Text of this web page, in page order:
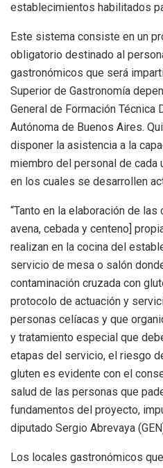
establecimientos habilitados
Este sistema consiste en un
obligatorio destinado al
gastronómicos que será
Superior de Gastronomía
General de Formación Técnica
Autónoma de Buenos Aires.
disponer la asistencia a la
miembro del personal de
en los cuales se desarrollen
“Tanto en la elaboración de
avena, cebada y centeno]
realizan en la cocina del
servicio de mesa o salón
contaminación cruzada con
protocolo de actuación y
personas celíacas y que
y tratamiento especial que
etapas del servicio, el riesgo
gluten es evidente con el
salud de las personas que
fundamentos del proyecto,
diputado Sergio Abrevaya
Los locales gastronómicos